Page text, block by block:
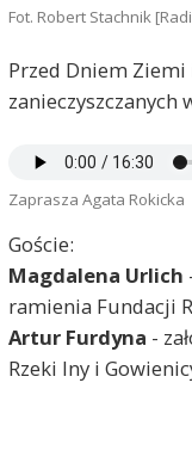
Fot. Robert Stachnik
Przed Dniem
zanieczyszczanych
Zaprasza Agata Rokicka
Goście:
Magdalena Urlich
ramienia Fundacji
Artur Furdyna -
Rzeki Iny i